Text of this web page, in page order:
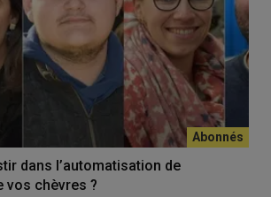
dans l’automatisation de
vos chèvres ?